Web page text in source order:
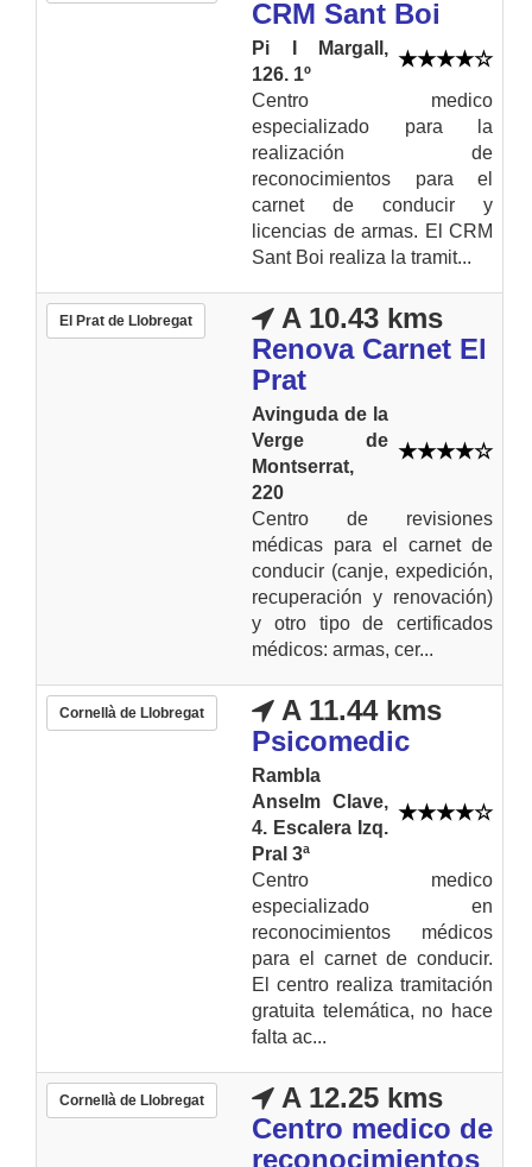
CRM Sant Boi
Pi I Margall,
126. 1º
Centro medico
especializado para la
realización de
reconocimientos para el
carnet de conducir y
licencias de armas. El CRM
Sant Boi realiza la tramit...
El Prat de Llobregat
A 10.43 kms
Renova Carnet El
Prat
Avinguda de la
Verge de
Montserrat,
220
Centro de revisiones
médicas para el carnet de
conducir (canje, expedición,
recuperación y renovación)
y otro tipo de certificados
médicos: armas, cer...
Cornellà de Llobregat
A 11.44 kms
Psicomedic
Rambla
Anselm Clave,
4. Escalera Izq.
Pral 3ª
Centro medico
especializado en
reconocimientos médicos
para el carnet de conducir.
El centro realiza tramitación
gratuita telemática, no hace
falta ac...
Cornellà de Llobregat
A 12.25 kms
Centro medico de
reconocimientos